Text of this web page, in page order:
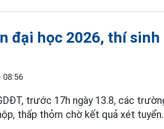
đại học 2026, thí
08:56
trước 17h ngày 13.8, các
thấp thỏm chờ kết quả xét tuyển.